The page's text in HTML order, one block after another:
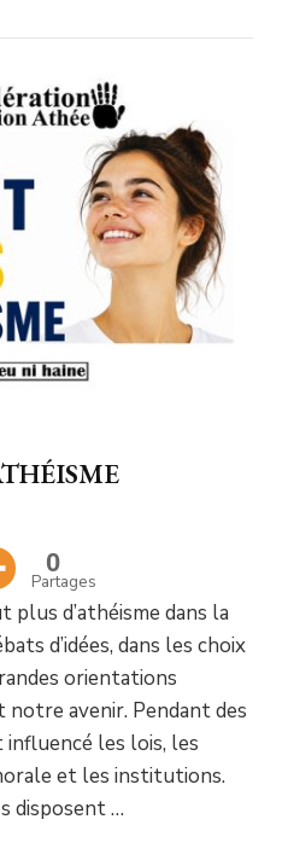
0
Partages
d’athéisme dans la
d’idées, dans les choix
orientations
avenir. Pendant des
les lois, les
et les institutions.
disposent …